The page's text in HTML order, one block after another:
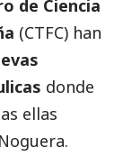
de Ciencia
(CTFC) han
donde
ellas